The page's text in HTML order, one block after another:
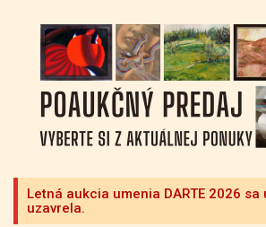
Letná aukcia umenia DARTE 2026 sa
uzavrela.